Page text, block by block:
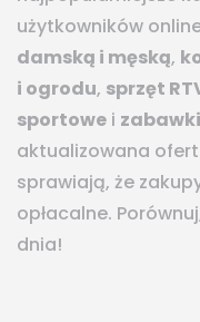
użytkowników
damską i męską,
i ogrodu, sprzęt
sportowe i
aktualizowana
sprawiają, że
opłacalne.
dnia!